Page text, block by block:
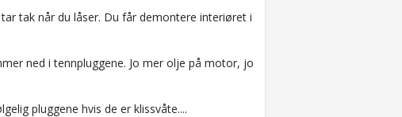
tak når du låser. Du får demontere interiøret i
ned i tennpluggene. Jo mer olje på motor, jo
pluggene hvis de er klissvåte....